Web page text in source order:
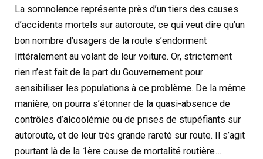
La somnolence représente près d’un tiers des causes
d’accidents mortels sur autoroute, ce qui veut dire qu’un
bon nombre d’usagers de la route s’endorment
littéralement au volant de leur voiture. Or, strictement
rien n’est fait de la part du Gouvernement pour
sensibiliser les populations à ce problème. De la même
manière, on pourra s’étonner de la quasi-absence de
contrôles d’alcoolémie ou de prises de stupéfiants sur
autoroute, et de leur très grande rareté sur route. Il s’agit
pourtant là de la 1ère cause de mortalité routière…